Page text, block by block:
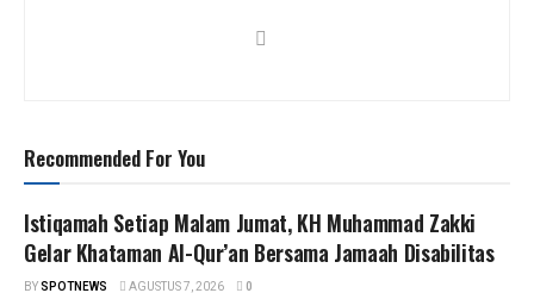
Recommended For You
Istiqamah Setiap Malam Jumat, KH Muhammad Zakki
Gelar Khataman Al-Qur’an Bersama Jamaah Disabilitas
BYSPOTNEWS AGUSTUS 7, 2026 0